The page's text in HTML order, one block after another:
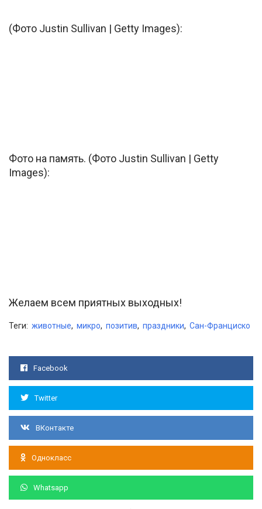
(Фото Justin Sullivan | Getty Images):
Фото на память. (Фото Justin Sullivan | Getty
Images):
Желаем всем приятных выходных!
Теги: животные, микро, позитив, праздники, Сан-Франциско
Facebook
Twitter
ВКонтакте
Однокласс
Whatsapp